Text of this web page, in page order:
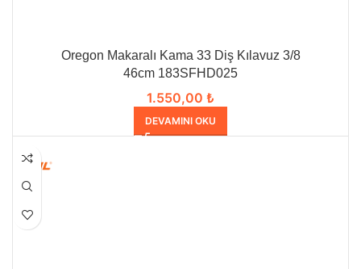
Oregon Makaralı Kama 33 Diş Kılavuz 3/8
46cm 183SFHD025
1.550,00 ₺
DEVAMINI OKU